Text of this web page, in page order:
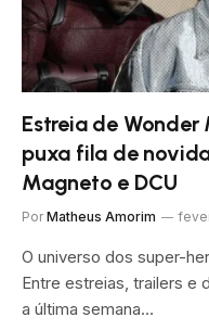
Estreia de
puxa fila de
Magneto e DCU
Por Matheus Amorim
O universo dos super-
Entre estreias, trailers e
a última semana…